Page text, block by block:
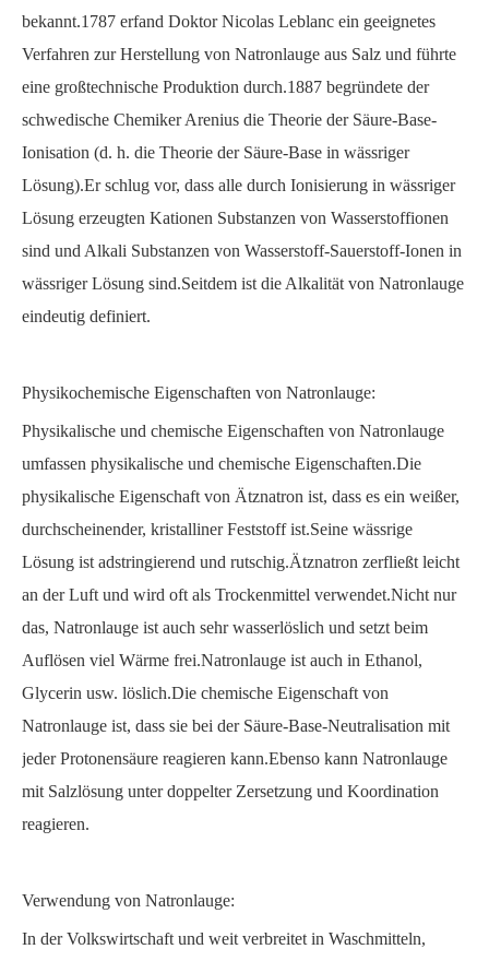
bekannt.1787 erfand Doktor Nicolas Leblanc ein geeignetes
Verfahren zur Herstellung von Natronlauge aus Salz und führte
eine großtechnische Produktion durch.1887 begründete der
schwedische Chemiker Arenius die Theorie der Säure-Base-
Ionisation (d. h. die Theorie der Säure-Base in wässriger
Lösung).Er schlug vor, dass alle durch Ionisierung in wässriger
Lösung erzeugten Kationen Substanzen von Wasserstoffionen
sind und Alkali Substanzen von Wasserstoff-Sauerstoff-Ionen in
wässriger Lösung sind.Seitdem ist die Alkalität von Natronlauge
eindeutig definiert.
Physikochemische Eigenschaften von Natronlauge:
Physikalische und chemische Eigenschaften von Natronlauge
umfassen physikalische und chemische Eigenschaften.Die
physikalische Eigenschaft von Ätznatron ist, dass es ein weißer,
durchscheinender, kristalliner Feststoff ist.Seine wässrige
Lösung ist adstringierend und rutschig.Ätznatron zerfließt leicht
an der Luft und wird oft als Trockenmittel verwendet.Nicht nur
das, Natronlauge ist auch sehr wasserlöslich und setzt beim
Auflösen viel Wärme frei.Natronlauge ist auch in Ethanol,
Glycerin usw. löslich.Die chemische Eigenschaft von
Natronlauge ist, dass sie bei der Säure-Base-Neutralisation mit
jeder Protonensäure reagieren kann.Ebenso kann Natronlauge
mit Salzlösung unter doppelter Zersetzung und Koordination
reagieren.
Verwendung von Natronlauge:
In der Volkswirtschaft und weit verbreitet in Waschmitteln,